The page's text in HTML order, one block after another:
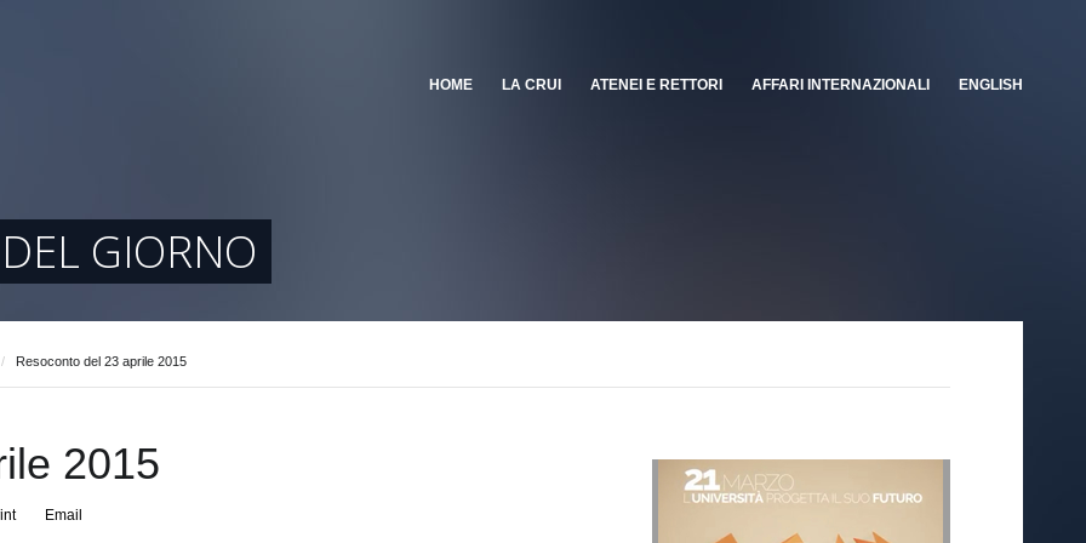
HOME LA CRUI ATENEI E RETTORI AFFARI INTERNAZIONALI ENGLISH
GIORNO
/ Resoconto del 23 aprile 2015
2015
Email